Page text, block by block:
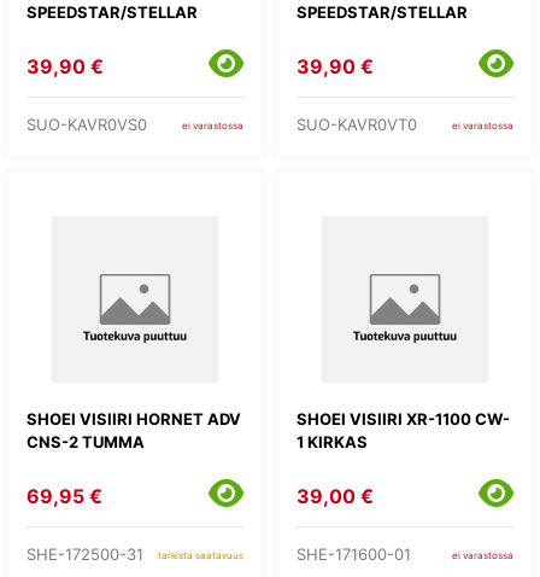
SPEEDSTAR/STELLAR
39,90 €
SUO-KAVR0VS0 ei varastossa
SPEEDSTAR/STELLAR
39,90 €
SUO-KAVR0VT0 ei varastossa
SHOEI VISIIRI HORNET ADV
CNS-2 TUMMA
69,95 €
SHE-172500-31 tarkista saatavuus
SHOEI VISIIRI XR-1100 CW-
1 KIRKAS
39,00 €
SHE-171600-01 ei varastossa